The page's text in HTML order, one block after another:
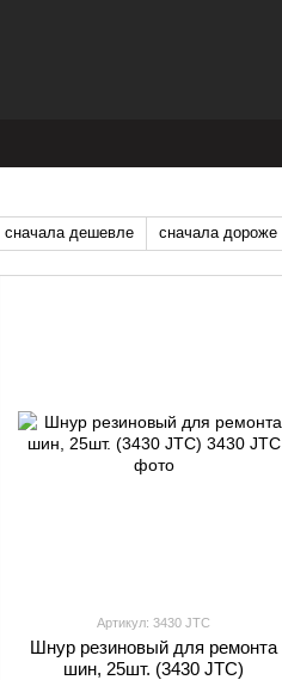
сначала дешевле сначала дороже
Артикул: 3430 JTC
Шнур резиновый для ремонта
шин, 25шт. (3430 JTC)